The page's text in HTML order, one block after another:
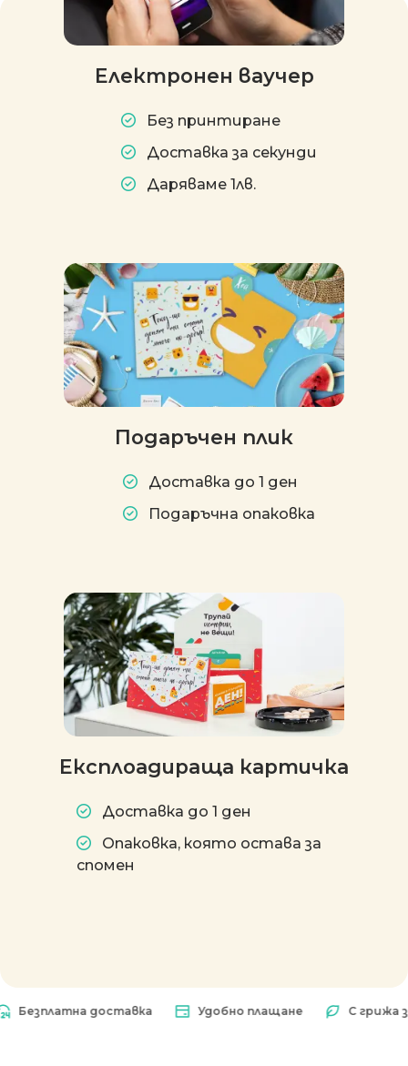
Електронен ваучер
Без принтиране
Доставка за секунди
Даряваме 1лв.
Подаръчен плик
Доставка до 1 ден
Подаръчна опаковка
Експлоадираща картичка
Доставка до 1 ден
Опаковка, която остава за
спомен
доставка Удобно плащане С грижа за